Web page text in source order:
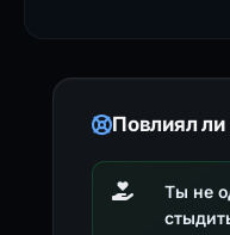
Повлиял ли
Ты не